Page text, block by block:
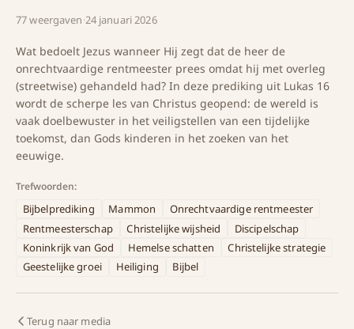
77 weergaven·24 januari 2026
Wat bedoelt Jezus wanneer Hij zegt dat de heer de
onrechtvaardige rentmeester prees omdat hij met overleg
(streetwise) gehandeld had? In deze prediking uit Lukas 16
wordt de scherpe les van Christus geopend: de wereld is
vaak doelbewuster in het veiligstellen van een tijdelijke
toekomst, dan Gods kinderen in het zoeken van het
eeuwige.
Trefwoorden:
Bijbelprediking Mammon
Onrechtvaardige rentmeester
Rentmeesterschap
Christelijke wijsheid
Discipelschap
Koninkrijk van God
Hemelse schatten
Christelijke strategie
Geestelijke groei
Heiliging Bijbel
Terug naar media